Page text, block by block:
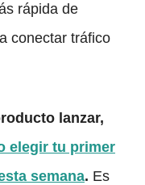
rápida de
conectar tráfico
lanzar,
elegir tu primer
semana. Es